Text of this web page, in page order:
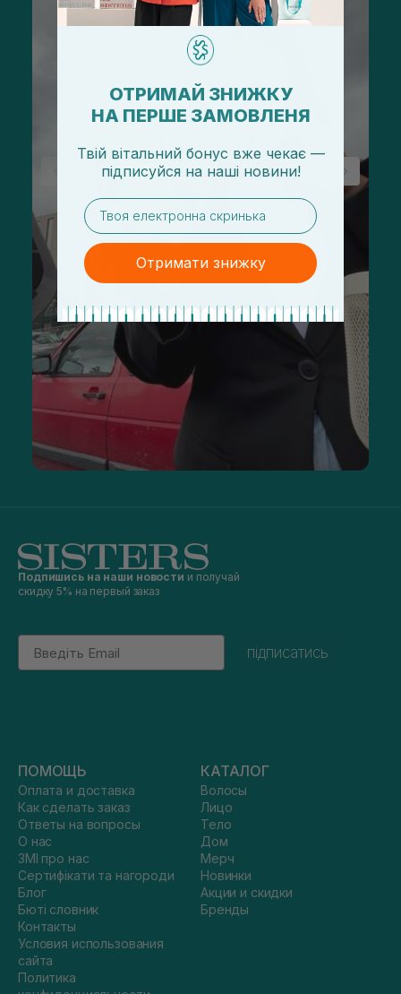
Подпишись на наши новости и получай
скидку 5% на первый заказ
Email
підписатись
ПОМОЩЬ
Оплата и доставка
Как сделать заказ
Ответы на вопросы
О нас
ЗМІ про нас
Сертифікати та нагороди
Блог
Бюті словник
Контакты
Условия использования
сайта
Политика
КАТАЛОГ
Волосы
Лицо
Тело
Дом
Мерч
Новинки
Акции и скидки
Бренды
ОТРИМАЙ ЗНИЖКУ
НА ПЕРШЕ ЗАМОВЛЕНЯ
Твій вітальний бонус вже чекає —
підписуйся на наші новини!
email
Отримати знижку